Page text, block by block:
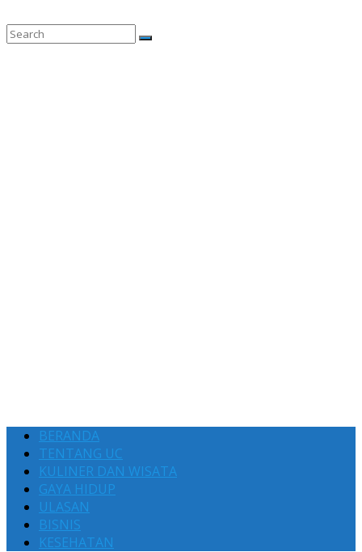
BERANDA
TENTANG UC
KULINER DAN WISATA
GAYA HIDUP
ULASAN
BISNIS
KESEHATAN